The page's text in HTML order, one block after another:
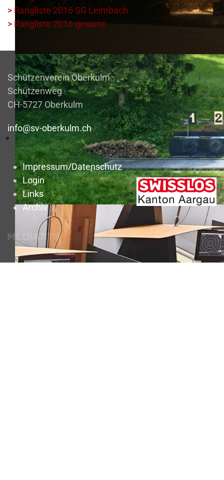
> Rangliste 2016 SG Leimbach
> Rangliste 2016 gesamt
Schützenverein Oberkulm
Schützenweg
CH-5727 Oberkulm
info@sv-oberkulm.ch
Impressum/Datenschutz
Login
Links
Archiv